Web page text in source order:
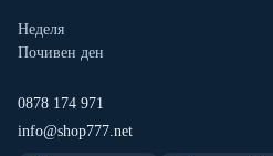
Неделя
Почивен ден
0878 174 971
info@shop777.net